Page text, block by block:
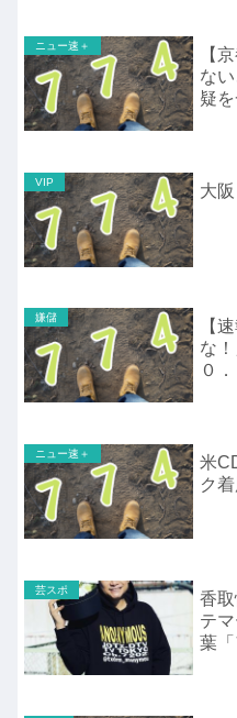
ニュー速＋
【
な
疑
VIP 大
嫌儲
【
な
０
ニュー速＋
米
ク
芸スポ
香
テ
葉「